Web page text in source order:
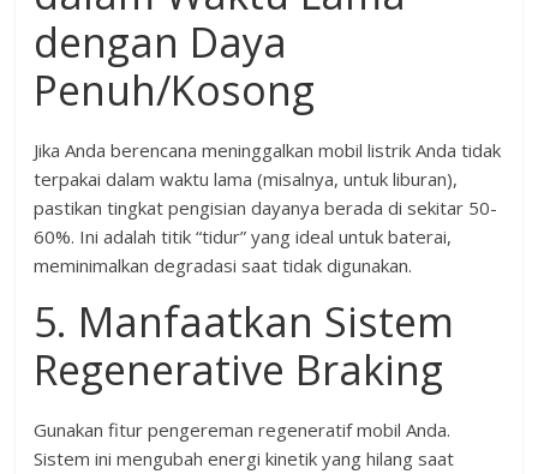
dengan Daya
Penuh/Kosong
Jika Anda berencana meninggalkan mobil listrik Anda tidak
terpakai dalam waktu lama (misalnya, untuk liburan),
pastikan tingkat pengisian dayanya berada di sekitar 50-
60%. Ini adalah titik “tidur” yang ideal untuk baterai,
meminimalkan degradasi saat tidak digunakan.
5. Manfaatkan Sistem
Regenerative Braking
Gunakan fitur pengereman regeneratif mobil Anda.
Sistem ini mengubah energi kinetik yang hilang saat